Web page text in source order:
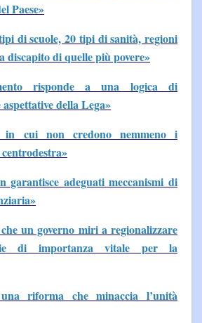
Paese»
di scuole, 20 tipi di sanità, regioni
discapito di quelle più povere»
risponde a una logica di
della Lega»
cui non credono nemmeno i
adeguati meccanismi di
un governo miri a regionalizzare
di importanza vitale per la
riforma che minaccia l’unità